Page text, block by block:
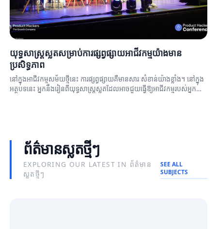
យុទ្ធសាស្ត្រស្លតសម្រាប់ការផ្សព្វផ្សាយអាជីវកម្មយ៉ាងមាន
ប្រសិទ្ធភាព
នៅក្នុងអាជីវកម្មសម័យថ្មីនេះ ការផ្សព្វផ្សាយគឺមានសារៈសំខាន់យ៉ាងខ្លាំង។ នៅក្នុង
អត្ថបទនេះ អ្នកនឹងរៀនពីយុទ្ធសាស្ត្រស្លតដែលអាចជួយធ្វើឱ្យអាជីវកម្មរបស់អ្នកមាន
ព័ត៌មានស្លតថ្មីៗ
EXPLORING OUR LATEST IN ព័ត៌មាន
ស្លតថ្មីៗ
SEE ALL
SUBJECTS